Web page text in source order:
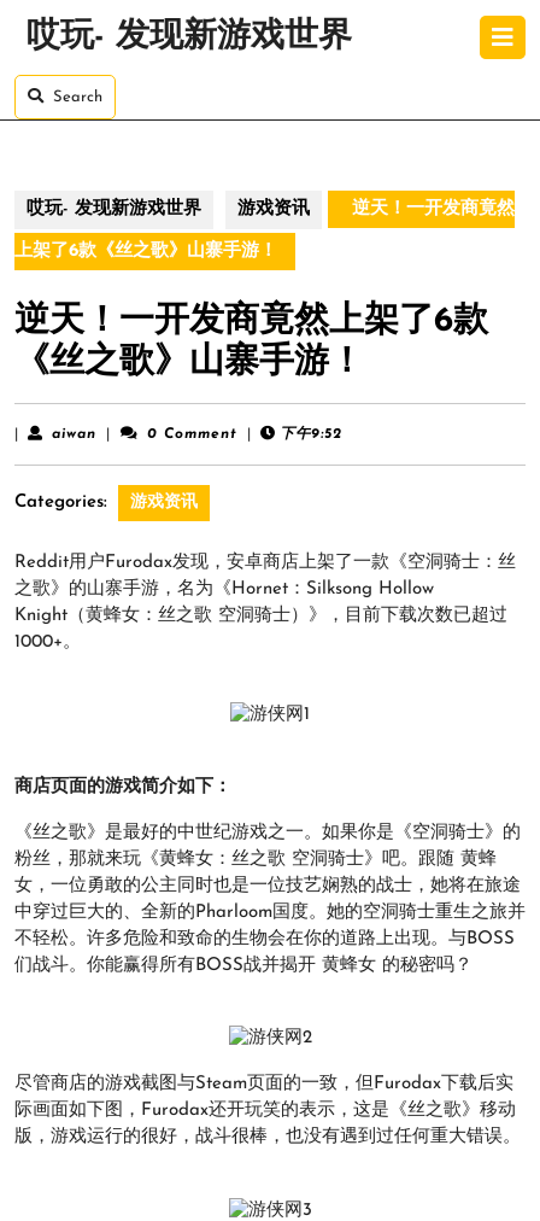
哎玩- 发现新游戏世界
Search
哎玩- 发现新游戏世界 游戏资讯 逆天！一开发商竟然
上架了6款《丝之歌》山寨手游！
逆天！一开发商竟然上架了6款
《丝之歌》山寨手游！
aiwan aiwan 0 Comment 下午9:52
Categories: 游戏资讯
Reddit用户Furodax发现，安卓商店上架了一款《空洞骑士：丝
之歌》的山寨手游，名为《Hornet：Silksong Hollow
Knight（黄蜂女：丝之歌 空洞骑士）》，目前下载次数已超过
1000+。
商店页面的游戏简介如下：
《丝之歌》是最好的中世纪游戏之一。如果你是《空洞骑士》的
粉丝，那就来玩《黄蜂女：丝之歌 空洞骑士》吧。跟随 黄蜂
女，一位勇敢的公主同时也是一位技艺娴熟的战士，她将在旅途
中穿过巨大的、全新的Pharloom国度。她的空洞骑士重生之旅并
不轻松。许多危险和致命的生物会在你的道路上出现。与BOSS
们战斗。你能赢得所有BOSS战并揭开 黄蜂女 的秘密吗？
尽管商店的游戏截图与Steam页面的一致，但Furodax下载后实
际画面如下图，Furodax还开玩笑的表示，这是《丝之歌》移动
版，游戏运行的很好，战斗很棒，也没有遇到过任何重大错误。